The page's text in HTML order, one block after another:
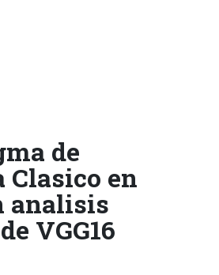
de
Clasico en
analisis
VGG16